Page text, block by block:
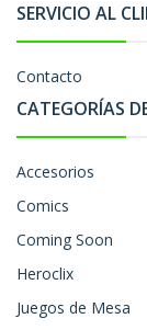
SERVICIO AL
Contacto
CATEGORÍAS
Accesorios
Comics
Coming Soon
Heroclix
Juegos de Mesa